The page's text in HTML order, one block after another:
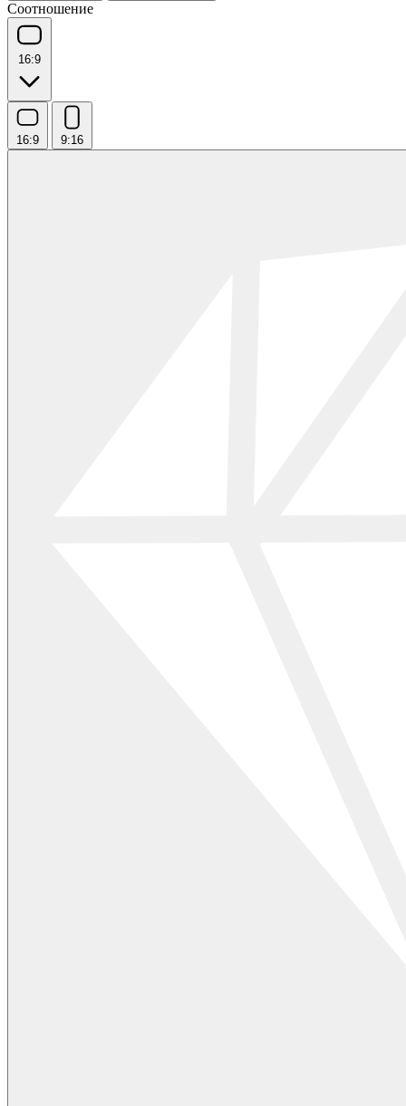
Соотношение
16:9
16:9 9:16